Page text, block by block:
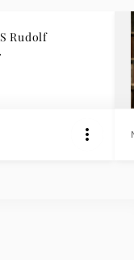
Rudolf